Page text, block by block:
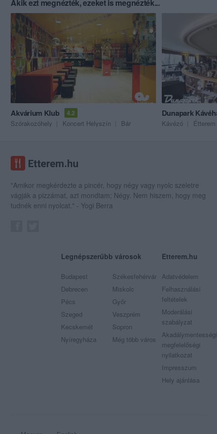
Akik ezt megnézték, ezeket is megnézték...
Akvárium Klub 4.2
Szórakozóhely Koncert Helyszín Bár
Dunapark
Kávézó Étterem
"Amikor megkérdezte a pincér, hogy négy vagy nyolc szeletre
vágják a pizzámat, azt mondtam; Négy. Nem hiszem, hogy meg
tudnék enni nyolcat." - Yogi Berra
Legnépszerűbb városok
Budapest
Debrecen
Pécs
Szeged
Kecskemét
Nyíregyháza
Székesfehérvár
Miskolc
Győr
Veszprém
Sopron
Még több város
Etterem.hu
Adatvédelem
Felhasználási
feltételek
Moderálási
szabályzat
Akadálymentességi
megfelelőségi
nyilatkozat
Impresszum
Hely ajánlása